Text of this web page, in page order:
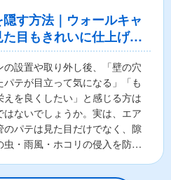
す方法｜ウォールキャ
目もきれいに仕上げる
の設置や取り外し後、「壁の穴
パテが目立って気になる」「も
えを良くしたい」と感じる方は
はないでしょうか。実は、エア
のパテは見た目だけでなく、隙
虫・雨風・ホコリの侵入を防ぐ